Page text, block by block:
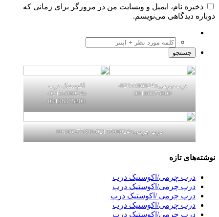
ذخیره نام، ایمیل و وبسایت من در مرورگر برای زمانی که
دوباره دیدگاهی می‌نویسم.
درب چرمی02155969245-
09196375800
اکوستیک درب
02155969245-
09196375800
درب چرمی02155969245-09196375800
نوشته‌های تازه
درب چرمی/اکوستیک درب
درب چرمی/اکوستیک درب
درب چرمی /اکوستیک درب
درب چرمی/اکوستیک درب
درب چرمی/اکوستیک درب